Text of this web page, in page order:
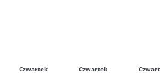
Czwartek Czwartek